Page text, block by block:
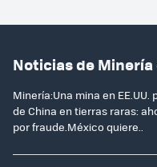
Noticias de
Minería:Una mina en
de China en tierras raras:
por fraude.México quiere..